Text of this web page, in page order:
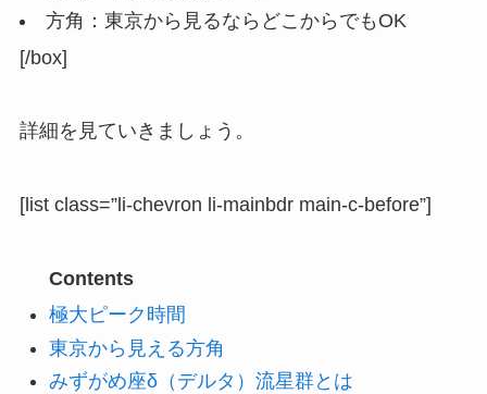
方角：東京から見るならどこからでもOK
[/box]
詳細を見ていきましょう。
[list class=”li-chevron li-mainbdr main-c-before”]
Contents
極大ピーク時間
東京から見える方角
みずがめ座δ（デルタ）流星群とは